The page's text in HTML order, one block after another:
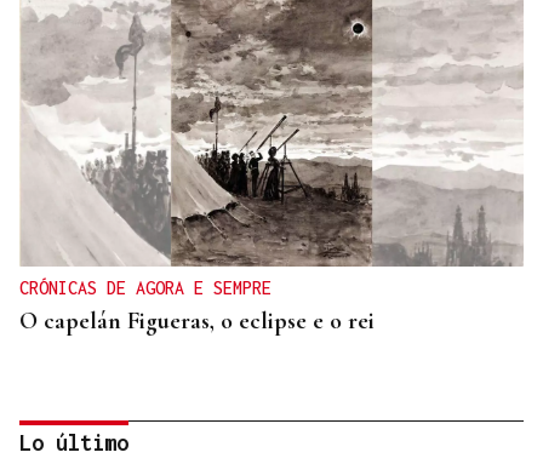
CRÓNICAS DE AGORA E SEMPRE
O capelán Figueras, o eclipse e o rei
Lo último